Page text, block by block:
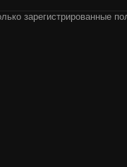
зарегистрированные